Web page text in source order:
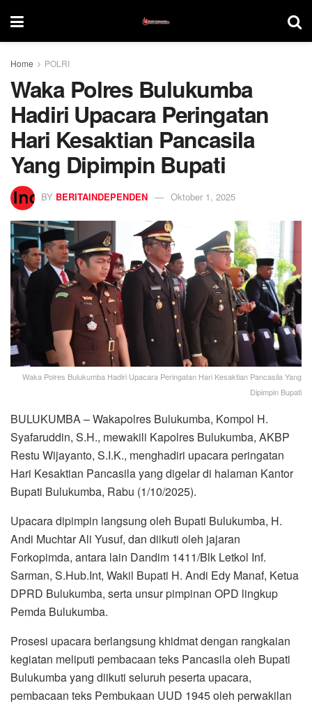
Home POLRI
Waka Polres Bulukumba
Hadiri Upacara Peringatan
Hari Kesaktian Pancasila
Yang Dipimpin Bupati
BY BERITAINDEPENDEN Oktober 1, 2025
Waka Polres Bulukumba Hadiri Upacara Peringatan Hari Kesaktian Pancasila Yang
Dipimpin Bupati
BULUKUMBA – Wakapolres Bulukumba, Kompol H.
Syafaruddin, S.H., mewakili Kapolres Bulukumba, AKBP
Restu Wijayanto, S.I.K., menghadiri upacara peringatan
Hari Kesaktian Pancasila yang digelar di halaman Kantor
Bupati Bulukumba, Rabu (1/10/2025).
Upacara dipimpin langsung oleh Bupati Bulukumba, H.
Andi Muchtar Ali Yusuf, dan diikuti oleh jajaran
Forkopimda, antara lain Dandim 1411/Blk Letkol Inf.
Sarman, S.Hub.Int, Wakil Bupati H. Andi Edy Manaf, Ketua
DPRD Bulukumba, serta unsur pimpinan OPD lingkup
Pemda Bulukumba.
Prosesi upacara berlangsung khidmat dengan rangkaian
kegiatan meliputi pembacaan teks Pancasila oleh Bupati
Bulukumba yang diikuti seluruh peserta upacara,
pembacaan teks Pembukaan UUD 1945 oleh perwakilan